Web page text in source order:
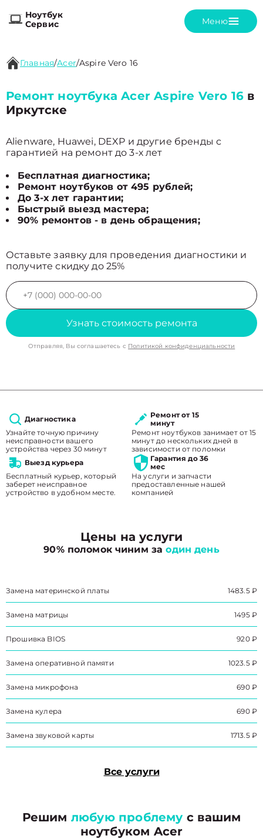
Ноутбук
Сервис
Меню
Главная/Acer/Aspire Vero 16
Ремонт ноутбука Acer Aspire Vero 16 в
Иркутске
Alienware, Huawei, DEXP и другие бренды с
гарантией на ремонт до 3-х лет
Бесплатная диагностика;
Ремонт ноутбуков от 495 рублей;
До 3-х лет гарантии;
Быстрый выезд мастера;
90% ремонтов - в день обращения;
Оставьте заявку для проведения диагностики и
получите скидку до 25%
Узнать стоимость ремонта
Отправляя, Вы соглашаетесь с Политикой конфиденциальности
Диагностика
Узнайте точную причину
неисправности вашего
устройства через 30 минут
Ремонт от 15
минут
Ремонт ноутбуков занимает от 15
минут до нескольких дней в
зависимости от поломки
Выезд курьера
Бесплатный курьер, который
заберет неисправное
устройство в удобном месте.
Гарантия до 36
мес
На услуги и запчасти
предоставленные нашей
компанией
Цены на услуги
90% поломок чиним заодин день
Замена материнской платы 1483.5 ₽
Замена матрицы 1495 ₽
Прошивка BIOS 920 ₽
Замена оперативной памяти 1023.5 ₽
Замена микрофона 690 ₽
Замена кулера 690 ₽
Замена звуковой карты 1713.5 ₽
Все услуги
Решим любую проблему с вашим
ноутбуком Acer